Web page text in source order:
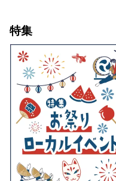
三名園の
た、歴史、
ポットもあ
特集